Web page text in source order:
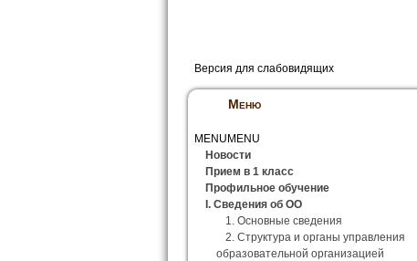
Версия для слабовидящих
Меню
MENU MENU
Новости
Прием в 1 класс
Профильное обучение
I. Сведения об ОО
1. Основные сведения
2. Структура и органы управления
образовательной организацией